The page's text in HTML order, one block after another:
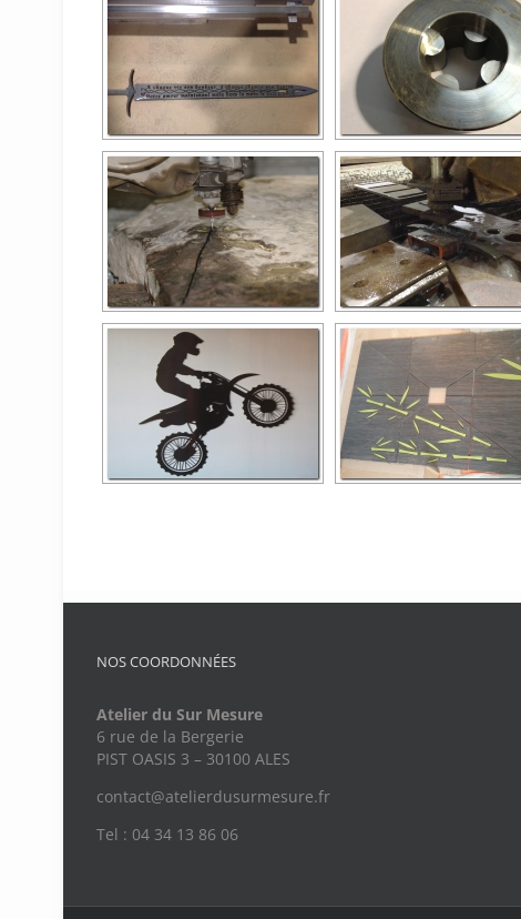
NOS COORDONNÉES
Atelier du Sur Mesure
6 rue de la Bergerie
PIST OASIS 3 – 30100 ALES
contact@atelierdusurmesure.fr
Tel : 04 34 13 86 06